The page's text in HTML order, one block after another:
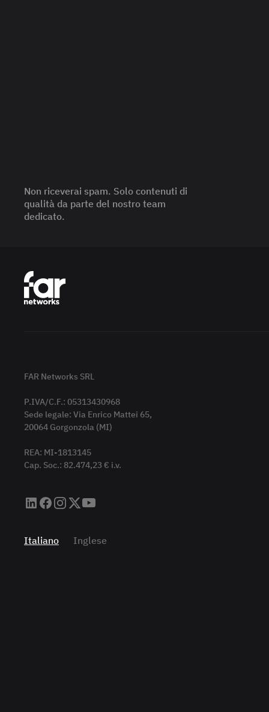
Non riceverai spam. Solo contenuti di
qualità da parte del nostro team
dedicato.
FAR Networks SRL
P.IVA/C.F.: 05313430968
Sede legale: Via Enrico Mattei 65,
20064 Gorgonzola (MI)
REA: MI-1813145
Cap. Soc.: 82.474,23 € i.v.
Italiano Inglese